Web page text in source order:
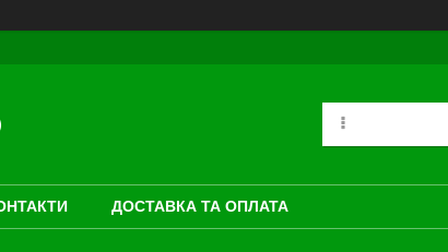
ДОСТАВКА ТА ОПЛАТА